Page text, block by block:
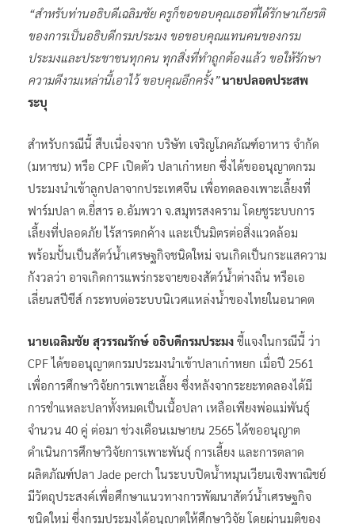
“สำหรับท่านอธิบดีเฉลิมชัย ครูก็ขอขอบคุณเธอที่ได้รักษาเกียรติ
ของการเป็นอธิบดีกรมประมง ขอขอบคุณแทนคนของกรม
ประมงและประชาชนทุกคน ทุกสิ่งที่ทำถูกต้องแล้ว ขอให้รักษา
ความดีงามเหล่านี้เอาไว้ ขอบคุณอีกครั้ง”นายปลอดประสพ
ระบุ
สำหรับกรณีนี้ สืบเนื่องจาก บริษัท เจริญโภคภัณฑ์อาหาร จำกัด
(มหาชน) หรือ CPF เปิดตัว ปลาเก๋าหยก ซึ่งได้ขออนุญาตกรม
ประมงนำเข้าลูกปลาจากประเทศจีน เพื่อทดลองเพาะเลี้ยงที่
ฟาร์มปลา ต.ยี่สาร อ.อัมพวา จ.สมุทรสงคราม โดยชูระบบการ
เลี้ยงที่ปลอดภัย ไร้สารตกค้าง และเป็นมิตรต่อสิ่งแวดล้อม
พร้อมปั้นเป็นสัตว์น้ำเศรษฐกิจชนิดใหม่ จนเกิดเป็นกระแสความ
กังวลว่า อาจเกิดการแพร่กระจายของสัตว์น้ำต่างถิ่น หรือเอ
เลี่ยนสปีชีส์ กระทบต่อระบบนิเวศแหล่งน้ำของไทยในอนาคต
นายเฉลิมชัย สุวรรณรักษ์ อธิบดีกรมประมง ชี้แจงในกรณีนี้ ว่า
CPF ได้ขออนุญาตกรมประมงนำเข้าปลาเก๋าหยก เมื่อปี 2561
เพื่อการศึกษาวิจัยการเพาะเลี้ยง ซึ่งหลังจากระยะทดลองได้มี
การชำแหละปลาทั้งหมดเป็นเนื้อปลา เหลือเพียงพ่อแม่พันธุ์
จำนวน 40 คู่ ต่อมา ช่วงเดือนเมษายน 2565 ได้ขออนุญาต
ดำเนินการศึกษาวิจัยการเพาะพันธุ์ การเลี้ยง และการตลาด
ผลิตภัณฑ์ปลา Jade perch ในระบบปิดน้ำหมุนเวียนเชิงพาณิชย์
มีวัตถุประสงค์เพื่อศึกษาแนวทางการพัฒนาสัตว์น้ำเศรษฐกิจ
ชนิดใหม่ ซึ่งกรมประมงได้อนุญาตให้ศึกษาวิจัย โดยผ่านมติของ